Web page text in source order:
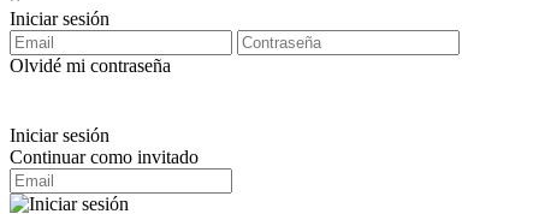
Iniciar sesión
Olvidé mi contraseña
Iniciar sesión
Continuar como invitado